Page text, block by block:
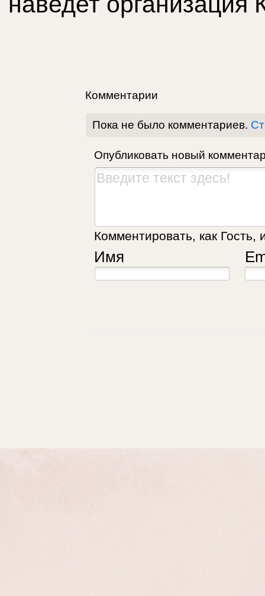
Комментарии
Пока не было комментариев.
Опубликовать новый
Комментировать, как Гость,
Имя